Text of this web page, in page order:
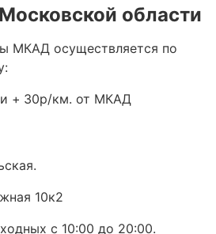
области
МКАД осуществляется по
+ 30р/км. от МКАД
10к2
с 10:00 до 20:00.